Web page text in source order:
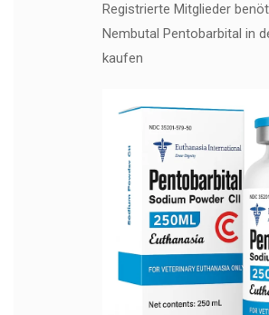
Registrierte Mitglieder
Nembutal Pentobarbital in
kaufen